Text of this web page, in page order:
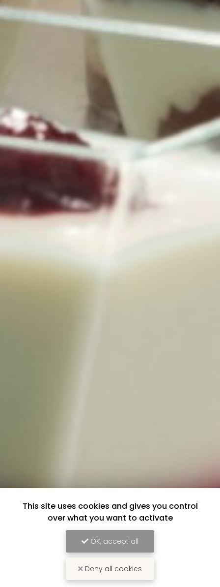
This site uses cookies and gives you control
over what you want to activate
OK, accept all
Deny all cookies